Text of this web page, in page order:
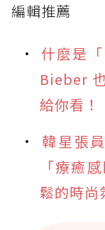
編輯推薦
什麼是
Bieber
給你看！
韓星張
「療癒
鬆的時尚